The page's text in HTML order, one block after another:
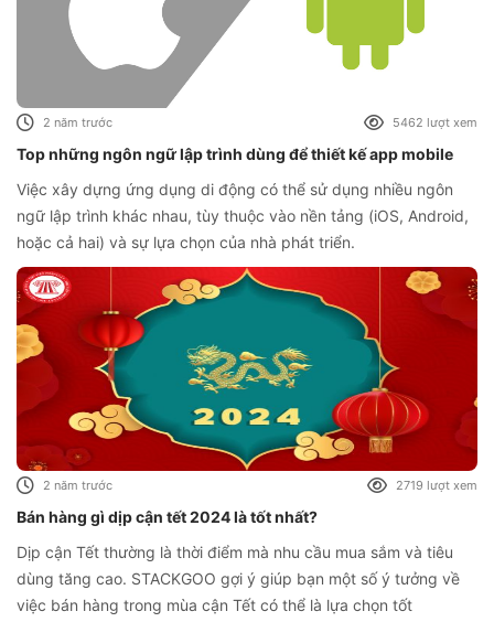
2 năm trước 5462 lượt xem
Top những ngôn ngữ lập trình dùng để thiết kế app mobile
Việc xây dựng ứng dụng di động có thể sử dụng nhiều ngôn
ngữ lập trình khác nhau, tùy thuộc vào nền tảng (iOS, Android,
hoặc cả hai) và sự lựa chọn của nhà phát triển.
2 năm trước 2719 lượt xem
Bán hàng gì dịp cận tết 2024 là tốt nhất?
Dịp cận Tết thường là thời điểm mà nhu cầu mua sắm và tiêu
dùng tăng cao. STACKGOO gợi ý giúp bạn một số ý tưởng về
việc bán hàng trong mùa cận Tết có thể là lựa chọn tốt
Zalo chat
Hotline